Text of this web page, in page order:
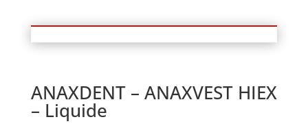
ANAXDENT – ANAXVEST HIEX
– Liquide